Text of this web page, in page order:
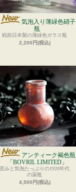
気泡入り薄緑色硝子
瓶
戦前日本製の薄緑色ガラス瓶
2,200円(税込)
アンティーク褐色瓶
「BOVRIL LIMITED」
歪みと気泡たっぷりの1920年代
の薬瓶
4,500円(税込)